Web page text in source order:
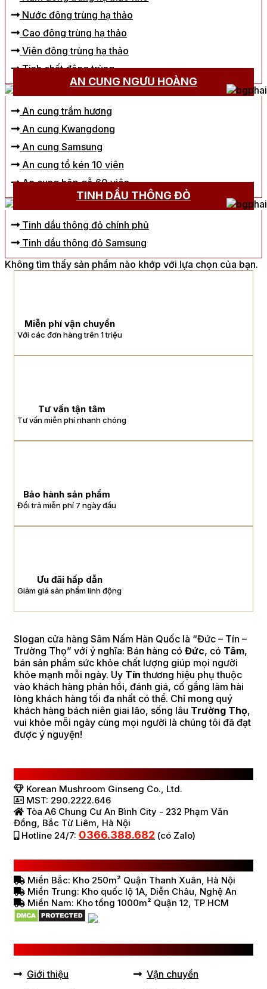
Nước đông trùng hạ thảo
Cao đông trùng hạ thảo
Viên đông trùng hạ thảo
Tinh chất đông trùng
AN CUNG NGƯU HOÀNG
An cung trầm hương
An cung Kwangdong
An cung Samsung
An cung tổ kén 10 viên
An cung hộp gỗ 60 viên
TINH DẦU THÔNG ĐỎ
Tinh dầu thông đỏ chính phủ
Tinh dầu thông đỏ Samsung
Không tìm thấy sản phẩm nào khớp với lựa chọn của bạn.
Miễn phí vận chuyển
Với các đơn hàng trên 1 triệu
Tư vấn tận tâm
Tư vấn miễn phí nhanh chóng
Bảo hành sản phẩm
Đổi trả miễn phí 7 ngày đầu
Ưu đãi hấp dẫn
Giảm giá sản phẩm linh động
Slogan cửa hàng Sâm Nấm Hàn Quốc là “Đức – Tín –
Trường Thọ” với ý nghĩa: Bán hàng có Đức, có Tâm,
bán sản phẩm sức khỏe chất lượng giúp mọi người
khỏe mạnh mỗi ngày. Uy Tín thương hiệu phụ thuộc
vào khách hàng phản hồi, đánh giá, cố gắng làm hài
lòng khách hàng tối đa nhất có thể. Chỉ mong quý
khách hàng bách niên giai lão, sống lâu Trường Thọ,
vui khỏe mỗi ngày cùng mọi người là chúng tôi đã đạt
được ý nguyện!
Korean Mushroom Ginseng Co., Ltd.
MST: 290.2222.646
Tòa A6 Chung Cư An Bình City - 232 Phạm Văn
Đồng, Bắc Từ Liêm, Hà Nội
Hotline 24/7: 0366.388.682 (có Zalo)
Miền Bắc: Kho 250m² Quận Thanh Xuân, Hà Nội
Miền Trung: Kho quốc lộ 1A, Diễn Châu, Nghệ An
Miền Nam: Kho tổng 1000m² Quận 12, TP HCM
Giới thiệu
Vận chuyển